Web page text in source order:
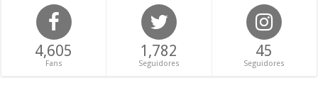
4,605
Fans
1,782
Seguidores
45
Seguidores